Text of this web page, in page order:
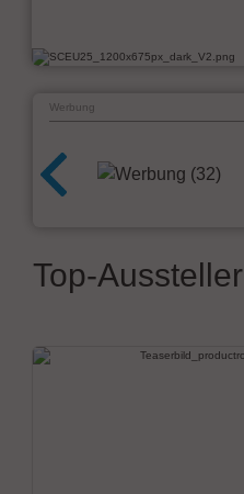
Werbung
Top-Aussteller